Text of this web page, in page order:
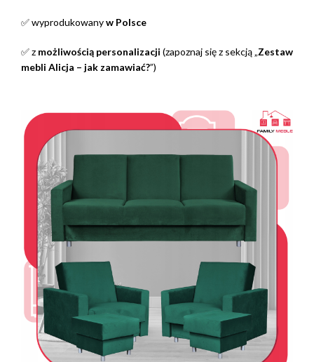
✅ wyprodukowanyw Polsce
✅ z możliwością personalizacji (zapoznaj się z sekcją „Zestaw
mebli Alicja – jak zamawiać?”)